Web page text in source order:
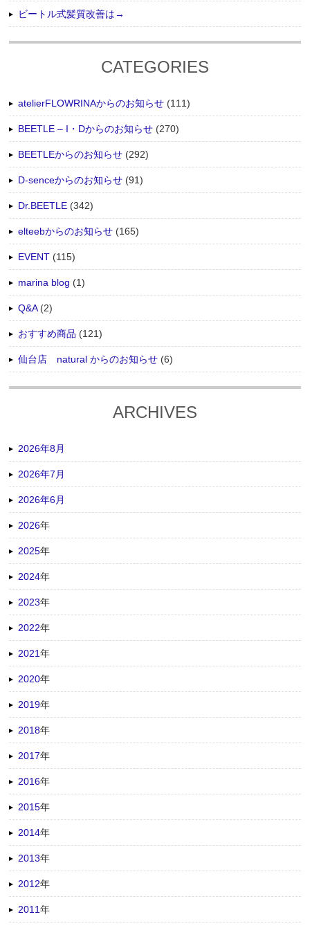
ビートル式髪質改善は→
CATEGORIES
atelierFLOWRINAからのお知らせ (111)
BEETLE – I・Dからのお知らせ (270)
BEETLEからのお知らせ (292)
D-senceからのお知らせ (91)
Dr.BEETLE (342)
elteebからのお知らせ (165)
EVENT (115)
marina blog (1)
Q&A(2)
おすすめ商品 (121)
仙台店 natural からのお知らせ (6)
ARCHIVES
2026年8月
2026年7月
2026年6月
2026年
2025年
2024年
2023年
2022年
2021年
2020年
2019年
2018年
2017年
2016年
2015年
2014年
2013年
2012年
2011年